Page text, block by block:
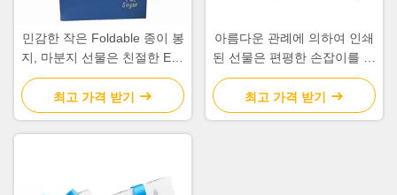
민감한 작은 Foldable 종이 봉
지, 마분지 선물은 친절한 Eco
를 자루에 넣습니다
최고 가격 받기
아름다운 관례에 의하여 인쇄
된 선물은 편평한 손잡이를 가
진 매끄러운 주문을 받아서 만
들어진 로고를 자루에 넣습니
다
최고 가격 받기